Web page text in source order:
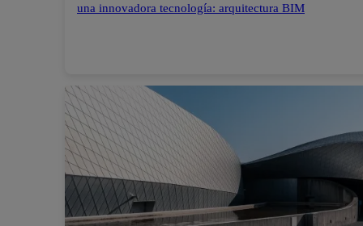
una innovadora tecnología: arquitectura BIM